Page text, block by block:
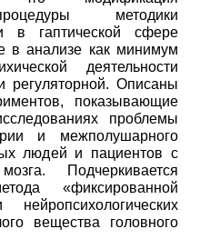
методики
в гаптической сфере
в анализе как минимум
деятельности
регуляторной. Описаны
показывающие
проблемы
и межполушарного
людей и пациентов с
Подчеркивается
«фиксированной
вещества головного